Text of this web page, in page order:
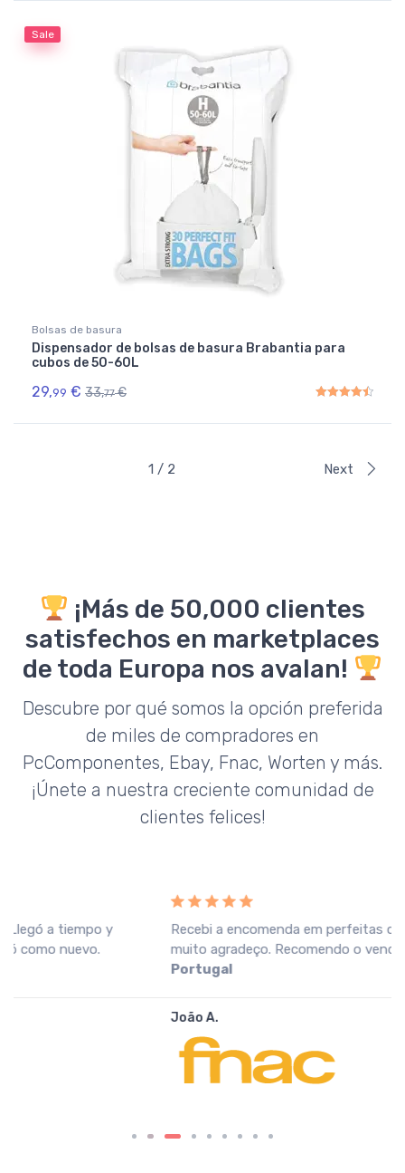
Sale
Bolsas de basura
Dispensador de bolsas de basura Brabantia para
cubos de 50-60L
29,99 € 33,77 €
1 / 2 Next
¡Más de 50,000 clientes
satisfechos en marketplaces
de toda Europa nos avalan!
Descubre por qué somos la opción preferida
de miles de compradores en
PcComponentes, Ebay, Fnac, Worten y más.
¡Únete a nuestra creciente comunidad de
clientes felices!
Recebi a encomenda em perfeitas condições, o que
muito agradeço. Recomendo o vendedor.Fnac